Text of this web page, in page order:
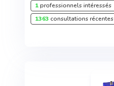
1professionnels intéressés
1363 consultations récentes